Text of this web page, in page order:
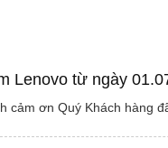
Lenovo từ ngày
cảm ơn Quý Khách hàng